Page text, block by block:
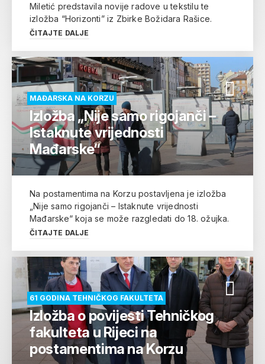
Miletić predstavila novije radove u tekstilu te
izložba “Horizonti” iz Zbirke Božidara Rašice.
ČITAJTE DALJE
MAĐARSKA NA KORZU
Izložba „Nije samo rigojanči –
Istaknute vrijednosti
Mađarske“
Na postamentima na Korzu postavljena je izložba
„Nije samo rigojanči – Istaknute vrijednosti
Mađarske“ koja se može razgledati do 18. ožujka.
ČITAJTE DALJE
61 GODINA TEHNIČKOG FAKULTETA
Izložba o povijesti Tehničkog
fakulteta u Rijeci na
postamentima na Korzu